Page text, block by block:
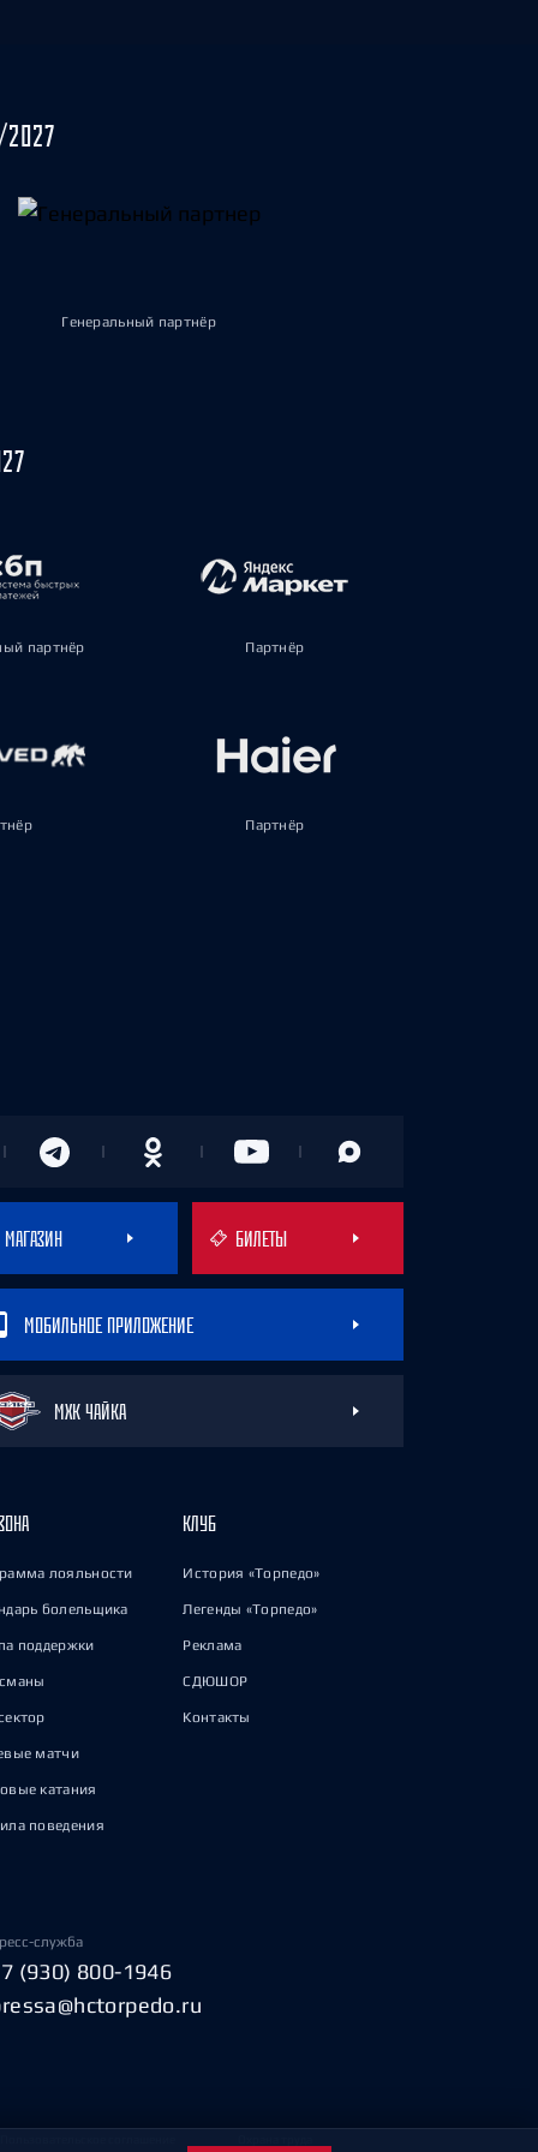
Генеральный партнёр
партнёр Партнёр
Партнёр
МАГАЗИН БИЛЕТЫ
МОБИЛЬНОЕ ПРИЛОЖЕНИЕ
МХК ЧАЙКА
лояльности
болельщика
поддержки
матчи
катания
поведения
КЛУБ
История «Торпедо»
Легенды «Торпедо»
Реклама
СДЮШОР
Контакты
служба
(930) 800-1946